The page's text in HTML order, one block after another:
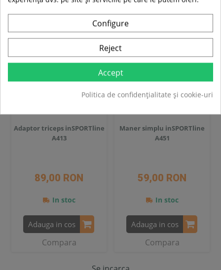
Compara Compara
Adaptor triceps inSPORTline
A413
89,00 RON
In stoc
Adauga in cos
Compara
Maner simplu inSPORTline
A451
59,00 RON
In stoc
Adauga in cos
Compara
Configure
Reject
Accept
Politica de confidențialitate și cookie-uri